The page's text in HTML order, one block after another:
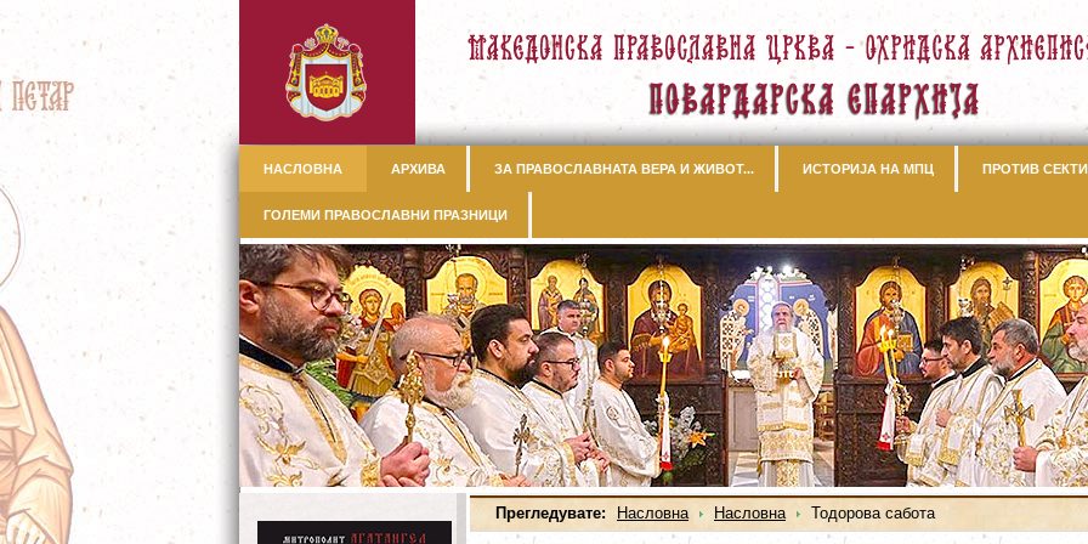
НАСЛОВНА АРХИВА ЗА ПРАВОСЛАВНАТА ВЕРА И ЖИВОТ... ИСТОРИЈА НА МПЦ ПРОТИВ
ГОЛЕМИ ПРАВОСЛАВНИ ПРАЗНИЦИ
Прегледувате: Насловна Насловна Тодорова сабота